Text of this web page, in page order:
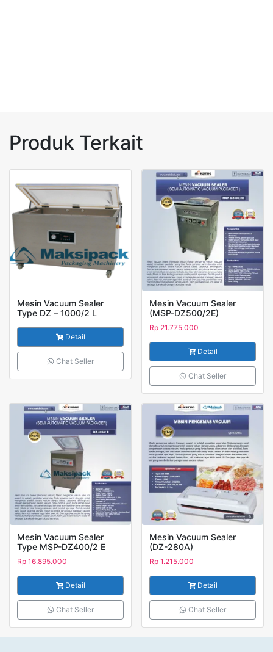
Produk Terkait
Mesin Vacuum Sealer
Type DZ – 1000/2 L
Detail
Chat Seller
Mesin Vacuum Sealer
(MSP-DZ500/2E)
Rp 21.775.000
Detail
Chat Seller
Mesin Vacuum Sealer
Type MSP-DZ400/2 E
Rp 16.895.000
Detail
Chat Seller
Mesin Vacuum Sealer
(DZ-280A)
Rp 1.215.000
Detail
Chat Seller